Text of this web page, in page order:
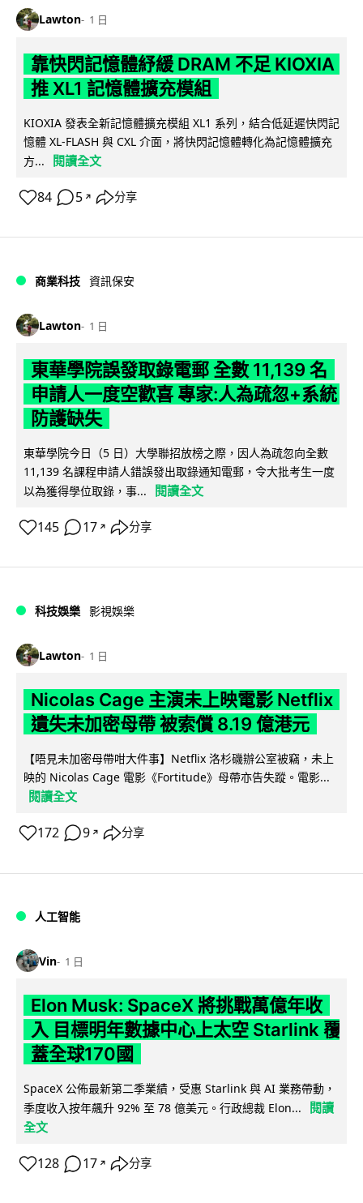
Lawton 1 日
靠快閃記憶體紓緩 DRAM 不足 KIOXIA
推 XL1 記憶體擴充模組
KIOXIA 發表全新記憶體擴充模組 XL1 系列，結合低延遲快閃記
憶體 XL-FLASH 與 CXL 介面，將快閃記憶體轉化為記憶體擴充
方...
閱讀全文
84 5 ↗ 分享
商業科技 資訊保安
Lawton 1 日
東華學院誤發取錄電郵 全數 11,139 名
申請人一度空歡喜 專家:人為疏忽+系統
防護缺失
東華學院今日（5 日）大學聯招放榜之際，因人為疏忽向全數
11,139 名課程申請人錯誤發出取錄通知電郵，令大批考生一度
以為獲得學位取錄，事...
閱讀全文
145 17 ↗ 分享
科技娛樂 影視娛樂
Lawton 1 日
Nicolas Cage 主演未上映電影 Netflix
遺失未加密母帶 被索償 8.19 億港元
【唔見未加密母帶咁大件事】Netflix 洛杉磯辦公室被竊，未上
映的 Nicolas Cage 電影《Fortitude》母帶亦告失蹤。電影...
閱讀全文
172 9 ↗ 分享
人工智能
Vin 1 日
Elon Musk: SpaceX 將挑戰萬億年收
入 目標明年數據中心上太空 Starlink 覆
蓋全球170國
SpaceX 公佈最新第二季業績，受惠 Starlink 與 AI 業務帶動，
季度收入按年飆升 92% 至 78 億美元。行政總裁 Elon...
閱讀
全文
128 17 ↗ 分享